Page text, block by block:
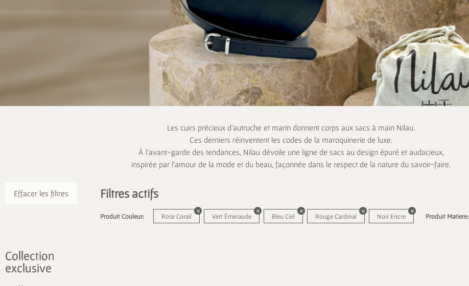
Les cuirs précieux d’autruche et marin donnent corps aux sacs à main Nilau.
Ces derniers réinventent les codes de la maroquinerie de luxe.
À l’avant-garde des tendances, Nilau dévoile une ligne de sacs au design épuré et audacieux,
inspirée par l’amour de la mode et du beau, façonnée dans le respect de la nature du savoir-faire.
Effacer les filtres
Collection
exclusive
Filtres actifs
Produit Couleur: Rose Corail Vert Émeraude Bleu Ciel Rouge Cardinal Noir Encre Produit Matiere: